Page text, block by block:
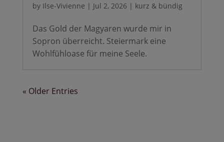
by Ilse-Vivienne | Jul 2, 2026 | kurz & bündig
Das Gold der Magyaren wurde mir in
Sopron überreicht. Steiermark eine
Wohlfühloase für meine Seele.
« Older Entries